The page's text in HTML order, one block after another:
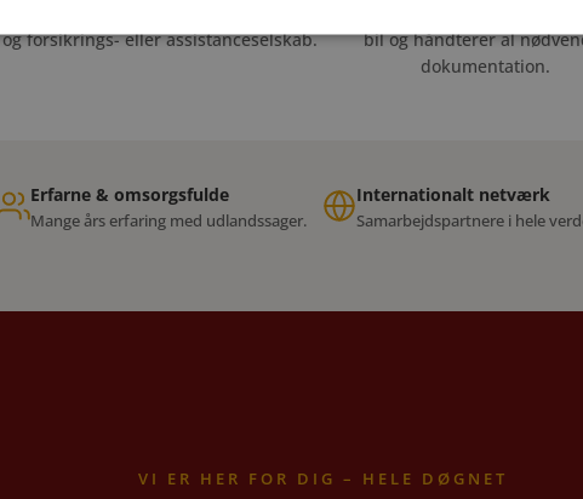
og forsikrings- eller assistanceselskab.
bil og håndterer al
dokumentation.
Erfarne & omsorgsfulde
Mange års erfaring med udlandssager.
Internationalt netværk
Samarbejdspartnere i hele
VI ER HER FOR DIG – HELE DØGNET